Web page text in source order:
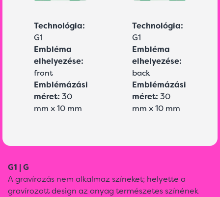
Technológia:
G1
Embléma
elhelyezése:
front
Emblémázási
méret: 30
mm x 10 mm
Technológia:
G1
Embléma
elhelyezése:
back
Emblémázási
méret: 30
mm x 10 mm
G1 | G
A gravírozás nem alkalmaz színeket; helyette a
gravírozott design az anyag természetes színének